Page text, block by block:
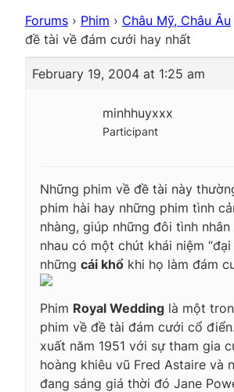
Forums › Phim › Châu Mỹ, Châu Âu
đề tài về đám cưới hay nhất
February 19, 2004 at 1:25 am
minhhuyxxx
Participant
Những phim về đề tài này
phim hài hay những phim tình
nhàng, giúp những đôi tình nhân
nhau có một chút khái niệm
những cái khổ khi họ làm đám
Phim Royal Wedding là một
phim về đề tài đám cưới cổ
xuất năm 1951 với sự tham gia
hoàng khiêu vũ Fred Astaire và
đang sáng giá thời đó Jane